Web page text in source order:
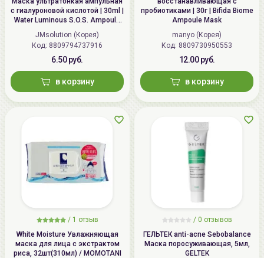
с гиалуроновой кислотой | 30ml |
Water Luminous S.O.S. Ampoule
Hyaluronic Mask Plus
JMsolution (Корея)
Код: 8809794737916
6.50 руб.
в корзину
пробиотиками | 30г | Bifida Biome
Ampoule Mask
manyo (Корея)
Код: 8809730950553
12.00 руб.
в корзину
/ 1 отзыв
White Moisture Увлажняющая
маска для лица с экстрактом
риса, 32шт(310мл) / MOMOTANI
/ 0 отзывов
ГЕЛЬТЕК anti-acne Sebobalance
Маска поросуживающая, 5мл,
GELTEK